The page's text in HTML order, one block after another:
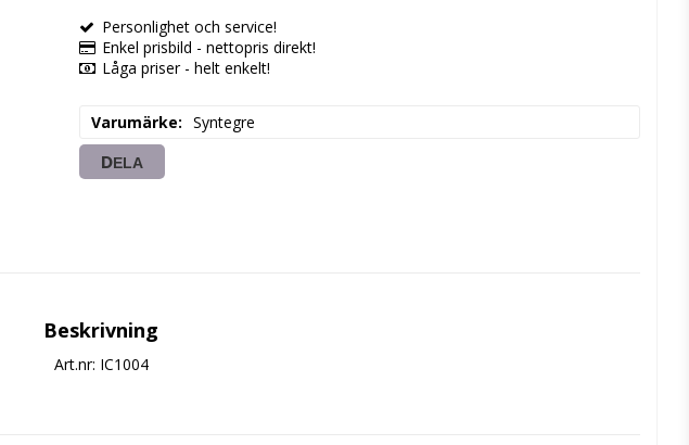
Personlighet och service!
Enkel prisbild - nettopris direkt!
Låga priser - helt enkelt!
Varumärke Syntegre
DELA
Beskrivning
Art.nr: IC1004